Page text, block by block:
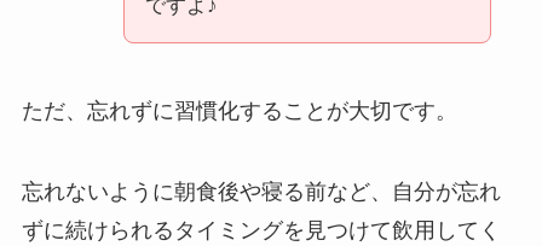
ですよ♪
ただ、忘れずに習慣化することが大切です。
忘れないように朝食後や寝る前など、自分が忘れ
ずに続けられるタイミングを見つけて飲用してく